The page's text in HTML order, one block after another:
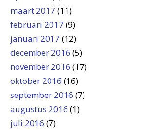
maart 2017 (11)
februari 2017 (9)
januari 2017 (12)
december 2016 (5)
november 2016 (17)
oktober 2016 (16)
september 2016 (7)
augustus 2016 (1)
juli 2016 (7)